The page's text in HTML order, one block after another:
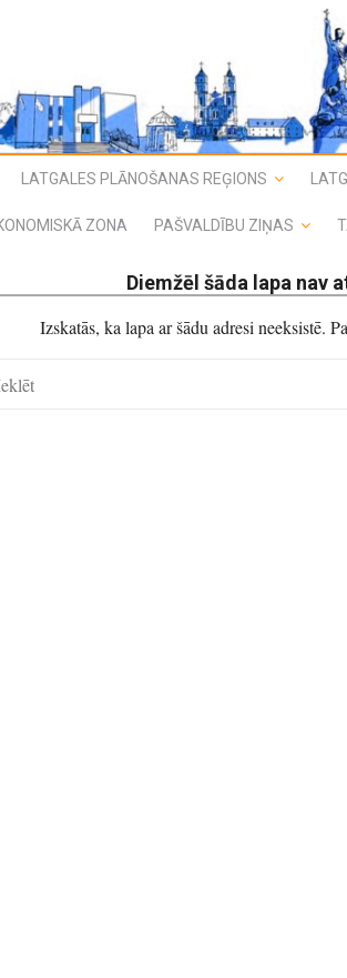
LATGALES PLĀNOŠANAS REĢIONS
ZONA PAŠVALDĪBU ZIŅAS
Diemžēl šāda lapa nav
Izskatās, ka lapa ar šādu adresi neeksistē.